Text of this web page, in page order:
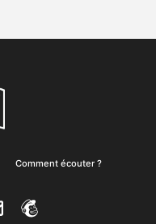
Comment écouter ?